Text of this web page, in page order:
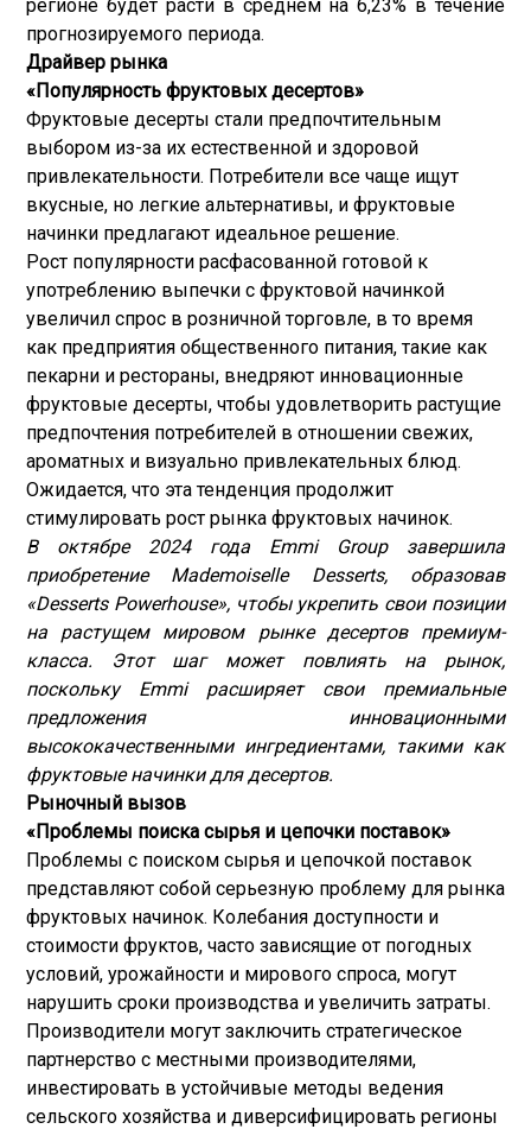
регионе будет расти в среднем на 6,23% в течение
прогнозируемого периода.
Драйвер рынка
«Популярность фруктовых десертов»
Фруктовые десерты стали предпочтительным
выбором из-за их естественной и здоровой
привлекательности. Потребители все чаще ищут
вкусные, но легкие альтернативы, и фруктовые
начинки предлагают идеальное решение.
Рост популярности расфасованной готовой к
употреблению выпечки с фруктовой начинкой
увеличил спрос в розничной торговле, в то время
как предприятия общественного питания, такие как
пекарни и рестораны, внедряют инновационные
фруктовые десерты, чтобы удовлетворить растущие
предпочтения потребителей в отношении свежих,
ароматных и визуально привлекательных блюд.
Ожидается, что эта тенденция продолжит
стимулировать рост рынка фруктовых начинок.
В октябре 2024 года Emmi Group завершила
приобретение Mademoiselle Desserts, образовав
«Desserts Powerhouse», чтобы укрепить свои позиции
на растущем мировом рынке десертов премиум-
класса. Этот шаг может повлиять на рынок,
поскольку Emmi расширяет свои премиальные
предложения инновационными
высококачественными ингредиентами, такими как
фруктовые начинки для десертов.
Рыночный вызов
«Проблемы поиска сырья и цепочки поставок»
Проблемы с поиском сырья и цепочкой поставок
представляют собой серьезную проблему для рынка
фруктовых начинок. Колебания доступности и
стоимости фруктов, часто зависящие от погодных
условий, урожайности и мирового спроса, могут
нарушить сроки производства и увеличить затраты.
Производители могут заключить стратегическое
партнерство с местными производителями,
инвестировать в устойчивые методы ведения
сельского хозяйства и диверсифицировать регионы